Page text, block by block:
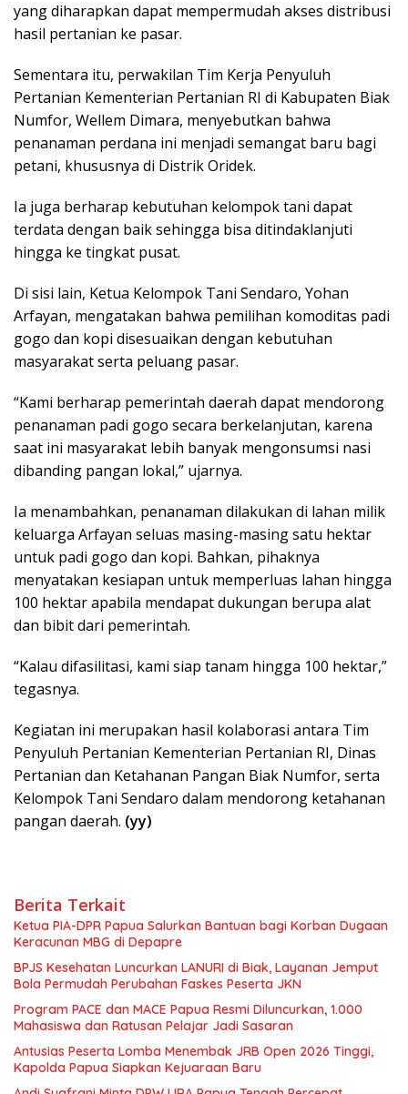
yang diharapkan dapat mempermudah akses distribusi
hasil pertanian ke pasar.
Sementara itu, perwakilan Tim Kerja Penyuluh
Pertanian Kementerian Pertanian RI di Kabupaten Biak
Numfor, Wellem Dimara, menyebutkan bahwa
penanaman perdana ini menjadi semangat baru bagi
petani, khususnya di Distrik Oridek.
Ia juga berharap kebutuhan kelompok tani dapat
terdata dengan baik sehingga bisa ditindaklanjuti
hingga ke tingkat pusat.
Di sisi lain, Ketua Kelompok Tani Sendaro, Yohan
Arfayan, mengatakan bahwa pemilihan komoditas padi
gogo dan kopi disesuaikan dengan kebutuhan
masyarakat serta peluang pasar.
“Kami berharap pemerintah daerah dapat mendorong
penanaman padi gogo secara berkelanjutan, karena
saat ini masyarakat lebih banyak mengonsumsi nasi
dibanding pangan lokal,” ujarnya.
Ia menambahkan, penanaman dilakukan di lahan milik
keluarga Arfayan seluas masing-masing satu hektar
untuk padi gogo dan kopi. Bahkan, pihaknya
menyatakan kesiapan untuk memperluas lahan hingga
100 hektar apabila mendapat dukungan berupa alat
dan bibit dari pemerintah.
“Kalau difasilitasi, kami siap tanam hingga 100 hektar,”
tegasnya.
Kegiatan ini merupakan hasil kolaborasi antara Tim
Penyuluh Pertanian Kementerian Pertanian RI, Dinas
Pertanian dan Ketahanan Pangan Biak Numfor, serta
Kelompok Tani Sendaro dalam mendorong ketahanan
pangan daerah. (yy)
Berita Terkait
Ketua PIA-DPR Papua Salurkan Bantuan bagi Korban Dugaan
Keracunan MBG di Depapre
BPJS Kesehatan Luncurkan LANURI di Biak, Layanan Jemput
Bola Permudah Perubahan Faskes Peserta JKN
Program PACE dan MACE Papua Resmi Diluncurkan, 1.000
Mahasiswa dan Ratusan Pelajar Jadi Sasaran
Antusias Peserta Lomba Menembak JRB Open 2026 Tinggi,
Kapolda Papua Siapkan Kejuaraan Baru